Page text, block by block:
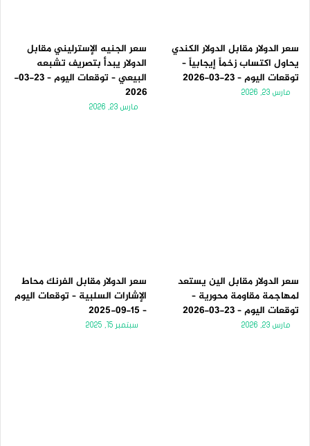
سعر الدولار مقابل الدولار الكندي
يحاول اكتساب زخماً إيجابياً –
توقعات اليوم – 23-03-2026
مارس 23, 2026
سعر الجنيه الإسترليني مقابل
الدولار يبدأ بتصريف تشبعه
البيعي – توقعات اليوم – 23-03-
2026
مارس 23, 2026
سعر الدولار مقابل الين يستعد
لمهاجمة مقاومة محورية –
توقعات اليوم – 23-03-2026
مارس 23, 2026
سعر الدولار مقابل الفرنك محاط
الإشارات السلبية – توقعات اليوم
– 15-09-2025
سبتمبر 15, 2025